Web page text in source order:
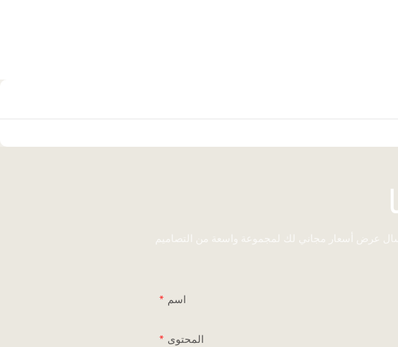
عرض أسعار مجاني لك لمجموعة واسعة من التصاميم
اسم
المحتوى